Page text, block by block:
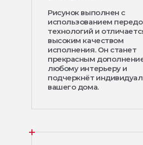
Рисунок выполнен с
использованием
технологий и
высоким качеством
исполнения. Он станет
прекрасным
любому интерьеру и
подчеркнёт
вашего дома.